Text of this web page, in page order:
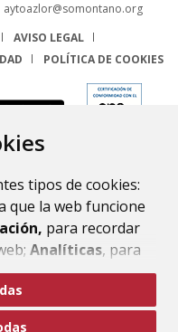
tipos de cookies:
que la web funcione
para recordar
Analíticas, para
web y sus servicios.
todas”
aytoazlor@somontano.org
AVISO LEGAL
POLÍTICA DE COOKIES